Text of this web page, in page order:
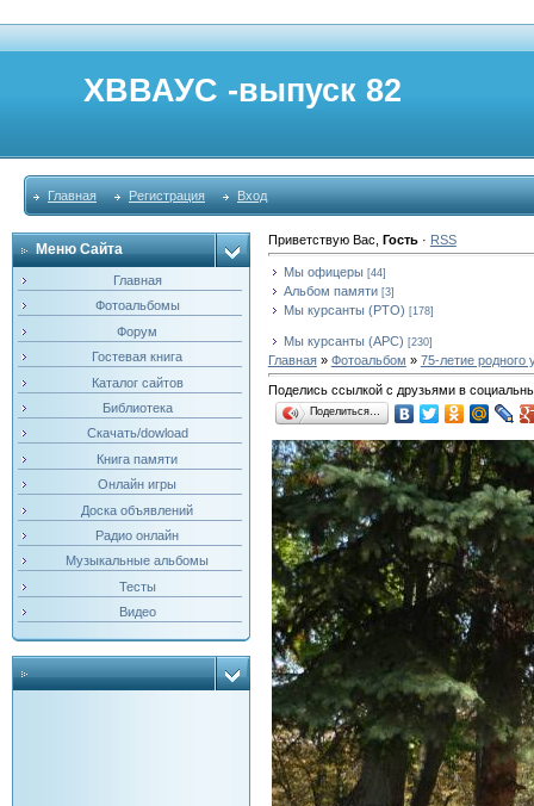
ХВВАУС -выпуск 82
Главная Регистрация Вход
Меню Сайта
Главная
Фотоальбомы
Форум
Гостевая книга
Каталог сайтов
Библиотека
Скачать/dowload
Книга памяти
Онлайн игры
Доска объявлений
Радио онлайн
Музыкальные альбомы
Тесты
Видео
Приветствую Вас Гость· RSS
Мы офицеры [44]
Альбом памяти [3]
Мы курсанты (РТО) [178]
Мы курсанты (АРС) [230]
Главная» Фотоальбом » 75-летие родного
Поделись ссылкой с друзьями в
Поделиться…